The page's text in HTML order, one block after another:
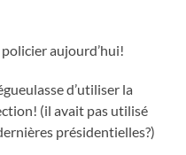
aujourd’hui!
d’utiliser la
(il avait pas utilisé
présidentielles?)